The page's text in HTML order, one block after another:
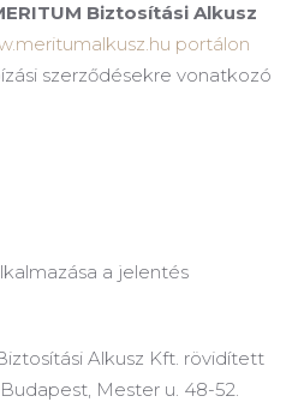
Biztosítási Alkusz
portálon
szerződésekre vonatkozó
a jelentés
Alkusz Kft. rövidített
Budapest, Mester u. 48-52.